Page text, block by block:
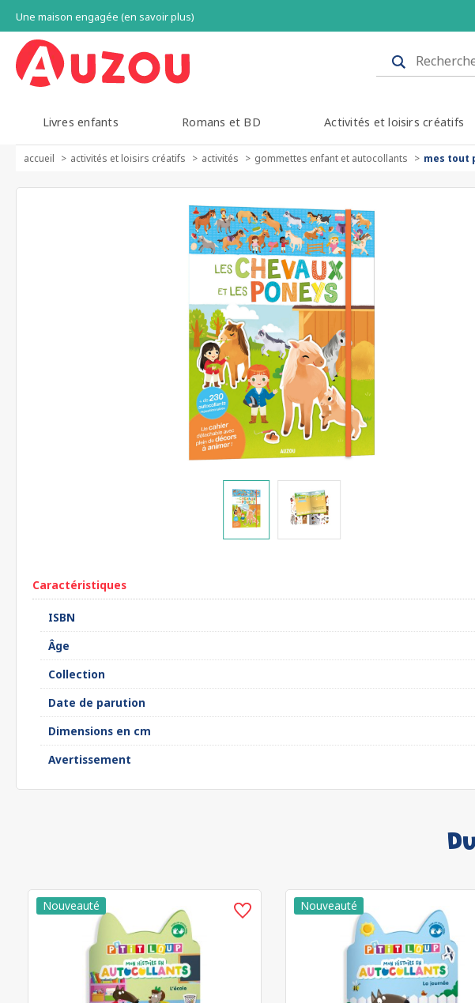
Une maison engagée (en savoir plus)
Livres enfants Romans et BD Activités et loisirs créatifs
accueil activités et loisirs créatifs activités gommettes enfant et autocollants mes tout
Caractéristiques
ISBN
Âge
Collection
Date de parution
Dimensions en cm
Avertissement